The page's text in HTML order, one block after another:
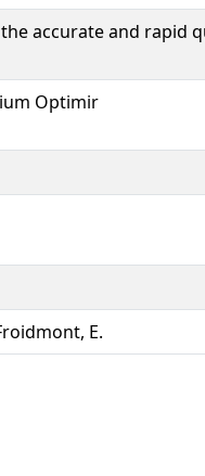
accurate and rapid
Optimir
E.